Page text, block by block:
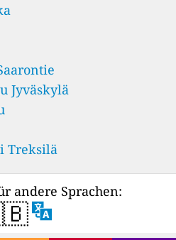
Hannikaisenkatu Jyväskylä
Porvoo Mustijoki Treksilä
andere Sprachen: